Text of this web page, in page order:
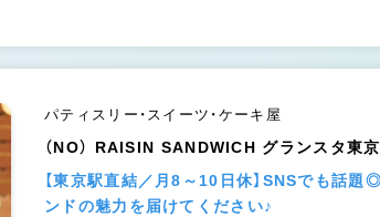
パティスリー・スイーツ・ケーキ屋
（NO） RAISIN SANDWICH グランスタ東
【東京駅直結／月8～10日休】SNSでも話
ンドの魅力を届けてください♪